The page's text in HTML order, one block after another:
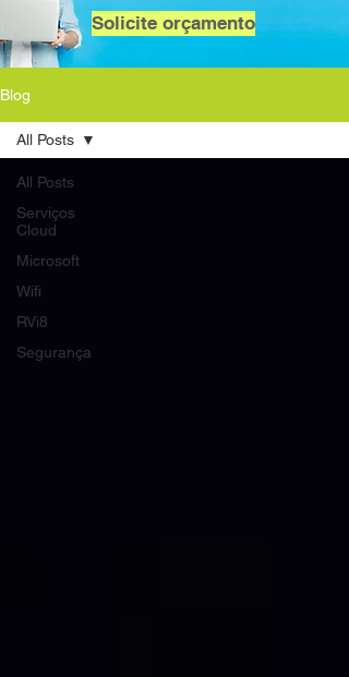
Solicite orçamento
Blog
All Posts
Serviços
Cloud
Microsoft
Wifi
RVi8
Segurança
All Posts